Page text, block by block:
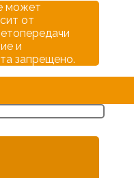
может
от
и
запрещено.